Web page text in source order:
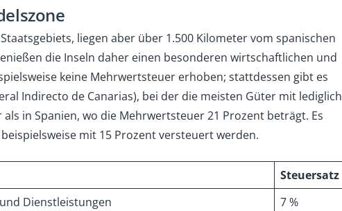
liegen aber über 1.500 Kilometer vom spanischen
die Inseln daher einen besonderen wirtschaftlichen und
keine Mehrwertsteuer erhoben; stattdessen gibt es
Indirecto de Canarias), bei der die meisten Güter mit lediglich
in Spanien, wo die Mehrwertsteuer 21 Prozent beträgt. Es
mit 15 Prozent versteuert werden.
Steuersatz
Dienstleistungen
7 %